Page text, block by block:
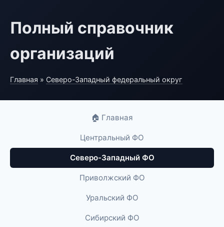
Полный справочник
организаций
Главная » Северо-Западный федеральный округ
🏠 Главная
Центральный ФО
Северо-Западный ФО
Приволжский ФО
Уральский ФО
Сибирский ФО